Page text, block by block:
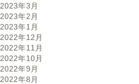
2023年3月
2023年2月
2023年1月
2022年12月
2022年11月
2022年10月
2022年9月
2022年8月